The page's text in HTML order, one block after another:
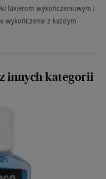
lakierom wykończeniowym i
wykończenie z każdym
innych kategorii